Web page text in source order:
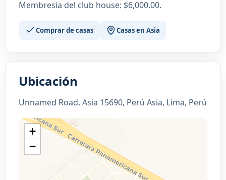
Membresia del club house: $6,000.00.
Comprar de casas Casas en Asia
Ubicación
Unnamed Road, Asia 15690, Perú Asia, Lima, Perú
+
−